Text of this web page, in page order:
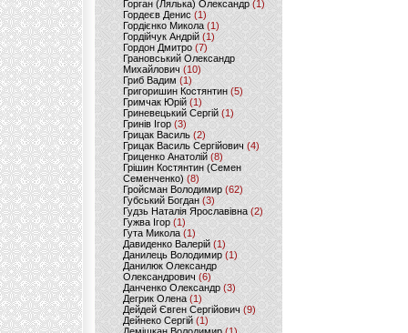
Горган (Лялька) Олександр(1)
Гордеєв Денис (1)
Гордієнко Микола (1)
Гордійчук Андрій (1)
Гордон Дмитро (7)
Грановський Олександр
Михайлович (10)
Гриб Вадим (1)
Григоришин Костянтин (5)
Гримчак Юрій(1)
Гриневецький Сергій(1)
Гринів Ігор (3)
Грицак Василь (2)
Грицак Василь Сергійович (4)
Гриценко Анатолій (8)
Грішин Костянтин (Семен
Семенченко)(8)
Гройсман Володимир(62)
Губський Богдан (3)
Гудзь Наталія Ярославівна(2)
Гужва Ігор (1)
Гута Микола (1)
Давиденко Валерій (1)
Данилець Володимир(1)
Данилюк Олександр
Олександрович (6)
Данченко Олександр (3)
Дегрик Олена(1)
Дейдей Євген Сергійович(9)
Дейнеко Сергій (1)